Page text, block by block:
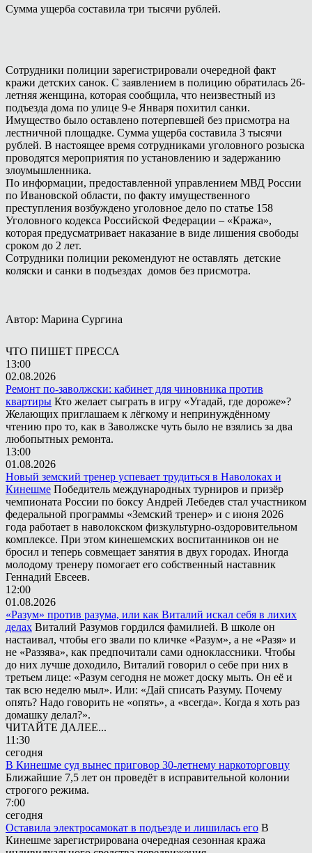
Сумма ущерба составила три тысячи рублей.
Сотрудники полиции зарегистрировали очередной факт
кражи детских санок. С заявлением в полицию обратилась 26-
летняя женщина, которая сообщила, что неизвестный из
подъезда дома по улице 9-е Января похитил санки.
Имущество было оставлено потерпевшей без присмотра на
лестничной площадке. Сумма ущерба составила 3 тысячи
рублей. В настоящее время сотрудниками уголовного розыска
проводятся мероприятия по установлению и задержанию
злоумышленника.
По информации, предоставленной управлением МВД России
по Ивановской области, по факту имущественного
преступления возбуждено уголовное дело по статье 158
Уголовного кодекса Российской Федерации – «Кража»,
которая предусматривает наказание в виде лишения свободы
сроком до 2 лет.
Сотрудники полиции рекомендуют не оставлять детские
коляски и санки в подъездах домов без присмотра.
Автор: Марина Сургина
ЧТО ПИШЕТ ПРЕССА
13:00
02.08.2026
Ремонт по-заволжски: кабинет для чиновника против
квартиры Кто желает сыграть в игру «Угадай, где дороже»?
Желающих приглашаем к лёгкому и непринуждённому
чтению про то, как в Заволжске чуть было не взялись за два
любопытных ремонта.
13:00
01.08.2026
Новый земский тренер успевает трудиться в Наволоках и
Кинешме Победитель международных турниров и призёр
чемпионата России по боксу Андрей Лебедев стал участником
федеральной программы «Земский тренер» и с июня 2026
года работает в наволокском физкультурно-оздоровительном
комплексе. При этом кинешемских воспитанников он не
бросил и теперь совмещает занятия в двух городах. Иногда
молодому тренеру помогает его собственный наставник
Геннадий Евсеев.
12:00
01.08.2026
«Разум» против разума, или как Виталий искал себя в лихих
делах Виталий Разумов гордился фамилией. В школе он
настаивал, чтобы его звали по кличке «Разум», а не «Разя» и
не «Раззява», как предпочитали сами одноклассники. Чтобы
до них лучше доходило, Виталий говорил о себе при них в
третьем лице: «Разум сегодня не может доску мыть. Он её и
так всю неделю мыл». Или: «Дай списать Разуму. Почему
опять? Надо говорить не «опять», а «всегда». Когда я хоть раз
домашку делал?».
ЧИТАЙТЕ ДАЛЕЕ...
11:30
сегодня
В Кинешме суд вынес приговор 30-летнему наркоторговцу
Ближайшие 7,5 лет он проведёт в исправительной колонии
строгого режима.
7:00
сегодня
Оставила электросамокат в подъезде и лишилась его В
Кинешме зарегистрирована очередная сезонная кража